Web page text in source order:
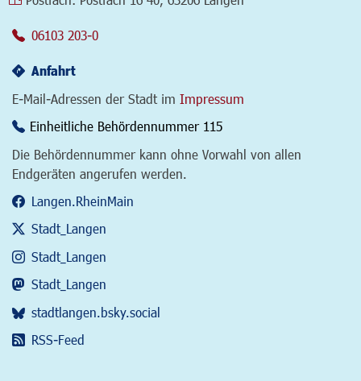
06103 203-0
Anfahrt
E-Mail-Adressen der Stadt im Impressum
Einheitliche Behördennummer 115
Die Behördennummer kann ohne Vorwahl von allen
Endgeräten angerufen werden.
Langen.RheinMain
Stadt_Langen
Stadt_Langen
Stadt_Langen
stadtlangen.bsky.social
RSS-Feed